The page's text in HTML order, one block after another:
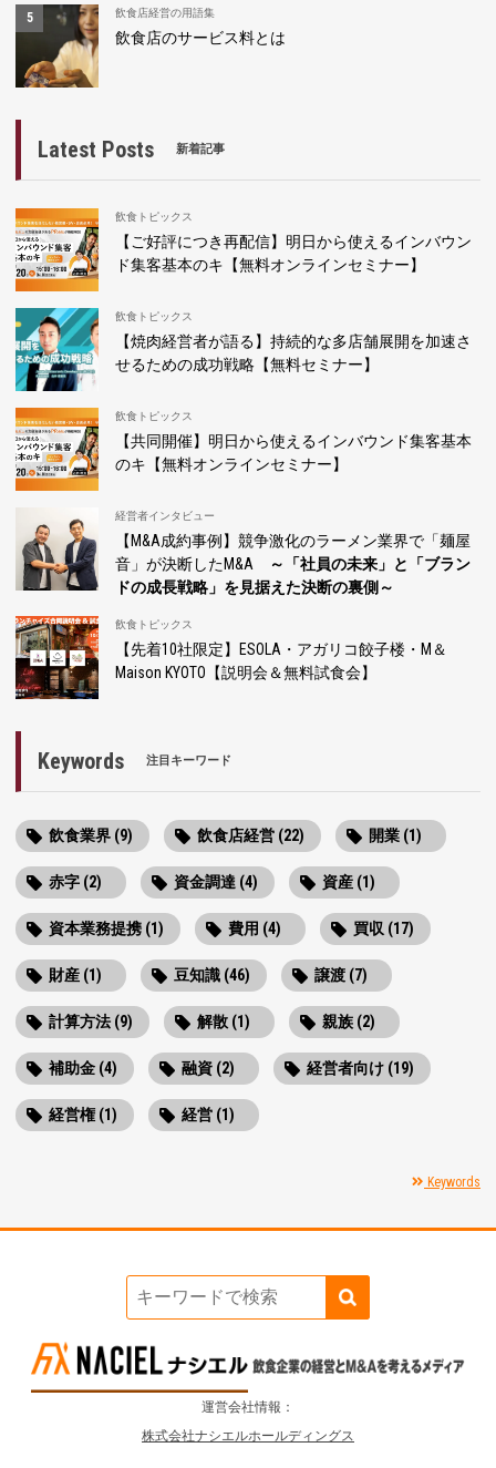
飲食店経営の用語集
飲食店のサービス料とは
Latest Posts 新着記事
飲食トピックス
【ご好評につき再配信】明日から使えるインバウン
ド集客基本のキ【無料オンラインセミナー】
飲食トピックス
【焼肉経営者が語る】持続的な多店舗展開を加速さ
せるための成功戦略【無料セミナー】
飲食トピックス
【共同開催】明日から使えるインバウンド集客基本
のキ【無料オンラインセミナー】
経営者インタビュー
【M&A成約事例】競争激化のラーメン業界で「麺屋
音」が決断したM&A
～「社員の未来」と「ブラン
ドの成長戦略」を見据えた決断の裏側～
飲食トピックス
【先着10社限定】ESOLA・アガリコ餃子楼・M＆
Maison KYOTO【説明会＆無料試食会】
Keywords 注目キーワード
飲食業界 (9) 飲食店経営 (22) 開業 (1)
赤字 (2) 資金調達 (4) 資産 (1)
資本業務提携 (1) 費用 (4) 買収 (17)
財産 (1) 豆知識 (46) 譲渡 (7)
計算方法 (9) 解散 (1) 親族 (2)
補助金 (4) 融資 (2) 経営者向け (19)
経営権 (1) 経営 (1)
Keywords
運営会社情報：
株式会社ナシエルホールディングス